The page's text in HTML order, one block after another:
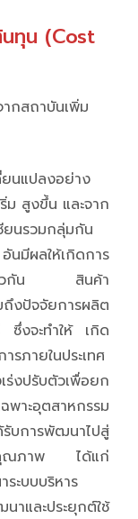
ทุน (Cost
กสถาบันเพิ่ม
ยนแปลงอย่าง
ม สูงขึ้น และจาก
ยนรวมกลุ่มกัน
นมีผลให้เกิดการ
เดียวกัน สินค้า
งปัจจัยการผลิต
ซึ่งจะทำให้ เกิด
รภายในประเทศ
งปรับตัวเพื่อยก
พาะอุตสาหกรรม
การพัฒนาไปสู่
ะคุณภาพ ได้แก่
ะบบบริหาร
ละประยุกต์ใช้